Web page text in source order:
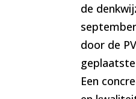
de
door de
Een